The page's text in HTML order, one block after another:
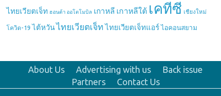
ไทยเวียตเจ็ท ฮอนด้า ออโตโมบิล เกาหลี เกาหลีใต้ เคทีซี เชียงใหม่
โควิด-19 ไต้หวัน ไทยเวียตเจ็ท ไทยเวียตเจ็ทแอร์ ไอคอนสยาม
About Us Advertising with us
Back issue
Partners
Contact Us